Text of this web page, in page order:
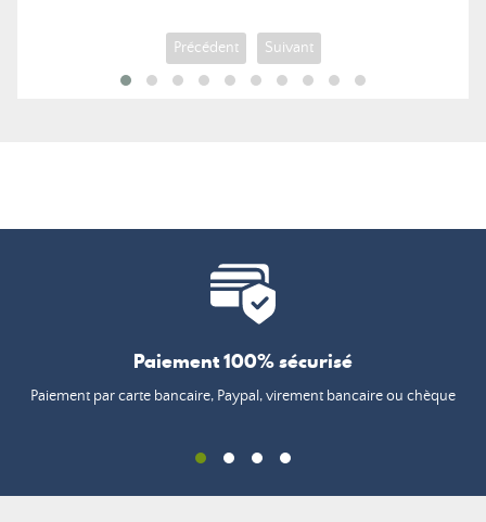
Précédent Suivant
Paiement 100% sécurisé
Paiement par carte bancaire, Paypal, virement bancaire ou chèque